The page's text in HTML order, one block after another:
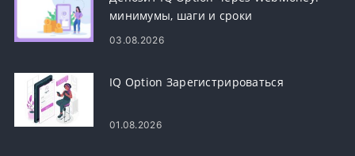
минимумы, шаги и сроки
03.08.2026
IQ Option Зарегистрироваться
01.08.2026